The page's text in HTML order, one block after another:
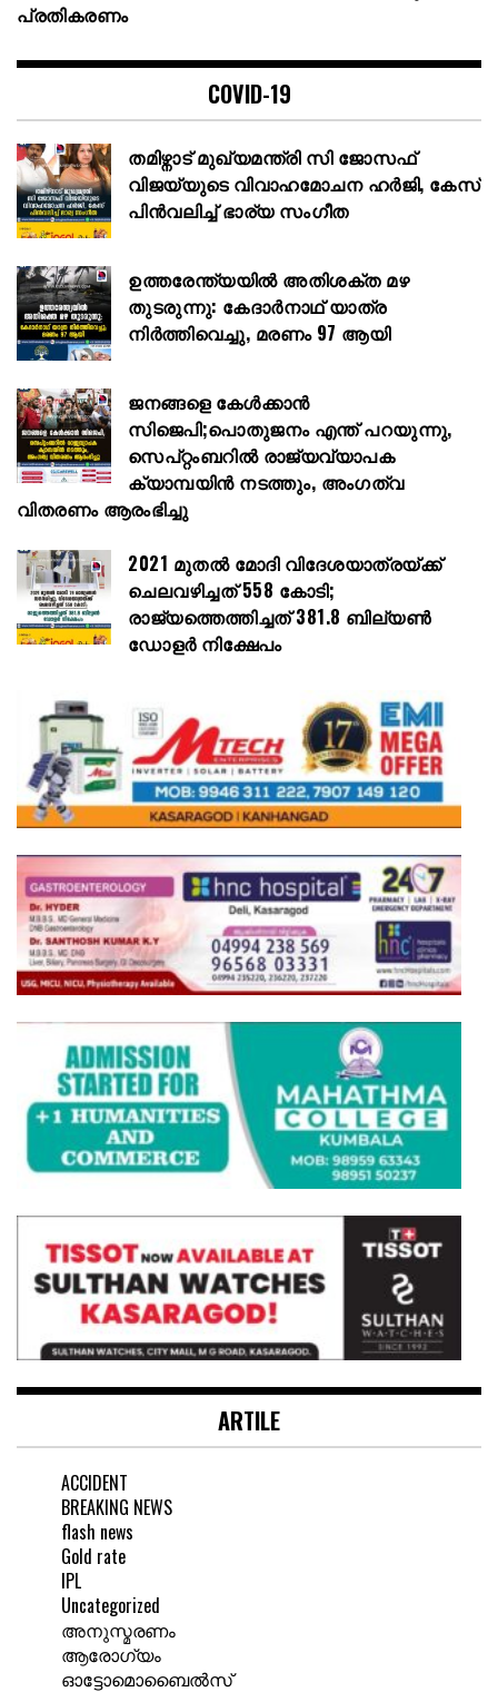
പ്രതികരണം
COVID-19
തമിഴ്നാട് മുഖ്യമന്ത്രി സി ജോസഫ്
വിജയ്‌യുടെ വിവാഹമോചന ഹർജി, കേസ്
പിൻവലിച്ച് ഭാര്യ സംഗീത
ഉത്തരേന്ത്യയിൽ അതിശക്ത മഴ
തുടരുന്നു: കേദാർനാഥ് യാത്ര
നിർത്തിവെച്ചു, മരണം 97 ആയി
ജനങ്ങളെ കേൾക്കാൻ
സിജെപി;പൊതുജനം എന്ത് പറയുന്നു,
സെപ്റ്റംബറിൽ രാജ്യവ്യാപക
ക്യാമ്പയിൻ നടത്തും, അംഗത്വ
വിതരണം ആരംഭിച്ചു
2021 മുതൽ മോദി വിദേശയാത്രയ്ക്ക്
ചെലവഴിച്ചത് 558 കോടി;
രാജ്യത്തെത്തിച്ചത് 381.8 ബില്യൺ
ഡോളർ നിക്ഷേപം
ARTILE
ACCIDENT
BREAKING NEWS
flash news
Gold rate
IPL
Uncategorized
അനുസ്മരണം
ആരോഗ്യം
ഓട്ടോമൊബൈൽസ്